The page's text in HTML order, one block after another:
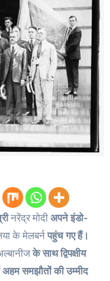
नरेंद्र मोदीअपने इंडो-
के मेलबर्नपहुंच गए हैं।
के साथ द्विपक्षीय
अहम समझौतों की उम्मीद